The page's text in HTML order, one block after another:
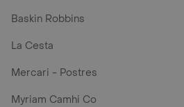
Baskin Robbins
La Cesta
Mercari - Postres
Myriam Camhi Co